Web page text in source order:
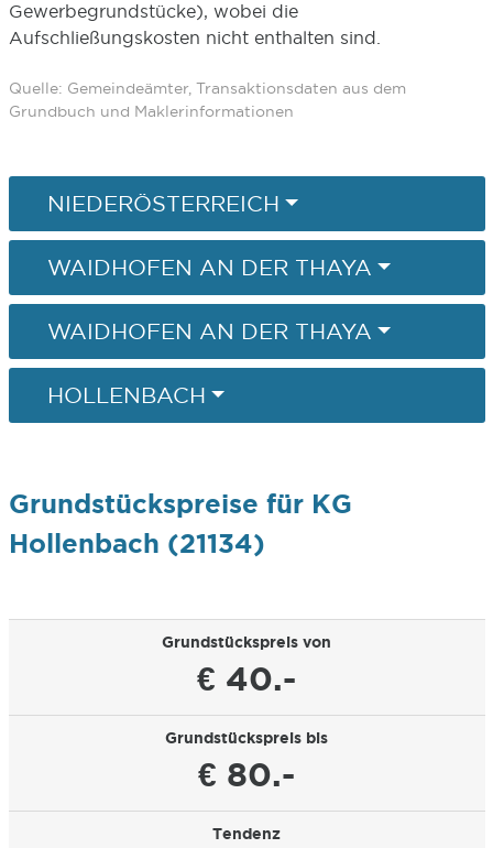
Gewerbegrundstücke), wobei die
Aufschließungskosten nicht enthalten sind.
Quelle: Gemeindeämter, Transaktionsdaten aus dem
Grundbuch und Maklerinformationen
NIEDERÖSTERREICH
WAIDHOFEN AN DER THAYA
WAIDHOFEN AN DER THAYA
HOLLENBACH
Grundstückspreise für KG
Hollenbach (21134)
Grundstückspreis von
€ 40.-
Grundstückspreis bis
€ 80.-
Tendenz